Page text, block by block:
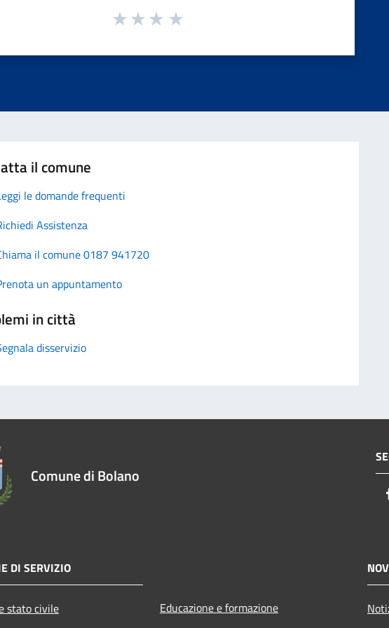
il comune
le domande frequenti
Assistenza
il comune 0187 941720
un appuntamento
in città
disservizio
Comune di Bolano
DI SERVIZIO
stato civile
Educazione e formazione